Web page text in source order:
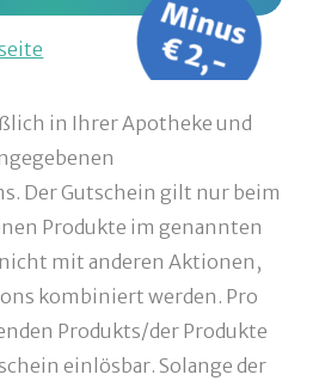
in Ihrer Apotheke und
Der Gutschein gilt nur beim
Produkte im genannten
mit anderen Aktionen,
kombiniert werden. Pro
Produkts/der Produkte
einlösbar. Solange der